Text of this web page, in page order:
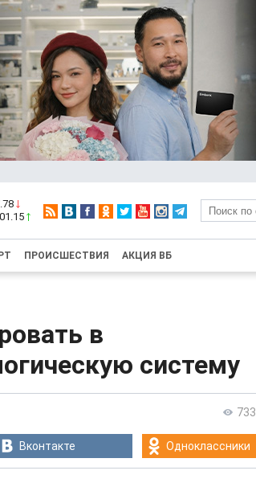
ПРОИСШЕСТВИЯ АКЦИЯ ВБ
в
систему
733
Вконтакте Одноклассники